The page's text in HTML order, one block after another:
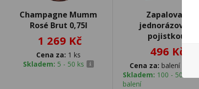
Champagne Mumm
Rosé Brut 0,75l
1 269 Kč
Cena za: 1 ks
Skladem: 5 - 50 ks
Zapalovač
jednorázový s
pojistkou
496 Kč
Cena za: balení (50 ks)
Skladem: 100 - 500
balení